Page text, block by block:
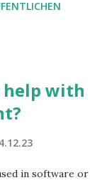
zwei gute
help with
4.12.23
in software